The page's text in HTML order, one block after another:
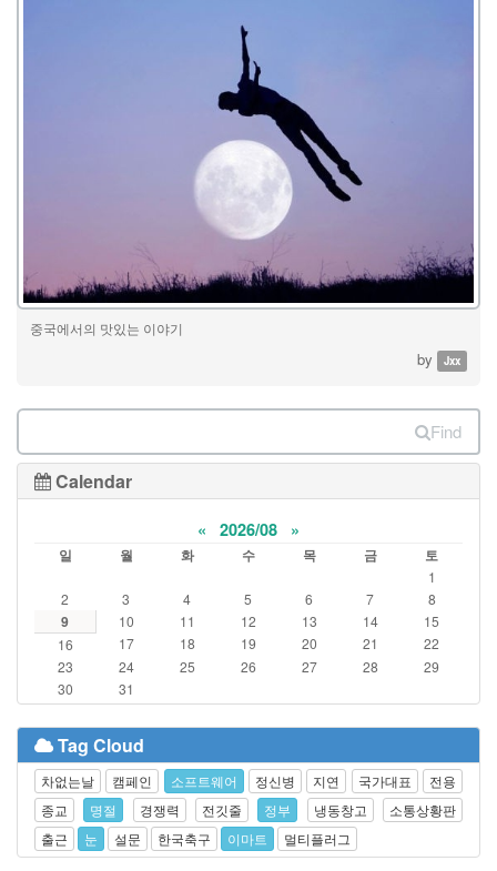
중국에서의 맛있는 이야기
by Jxx
Find
Calendar
« 2026/08 »
일 월 화 수 목 금 토
1
2
3 4 5 6 7 8
9 10 11 12 13 14
15
16
17 18 19 20 21
22
23
24 25 26 27 28
29
30
31
Tag Cloud
차없는날 캠페인 소프트웨어 정신병 지연 국가대표
전용
종교
명절 경쟁력 전깃줄 정부 냉동창고
소통상황판
출근
눈 설문 한국축구 이마트 멀티플러그